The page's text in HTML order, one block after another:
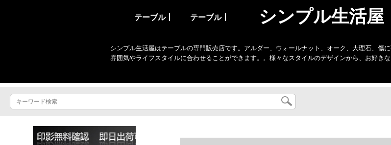
テーブル丨 テーブル丨 シンプル生活屋
シンプル生活屋はテーブルの専門販売店です。アルダー、ウォールナット、オーク、大理石、傷
雰囲気やライフスタイルに合わせることができます。。様々なスタイルのデザインから、お好き